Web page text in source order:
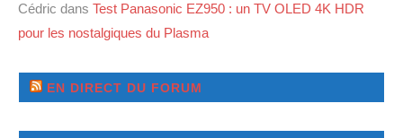
Cédric dans Test Panasonic EZ950 : un TV OLED 4K HDR
pour les nostalgiques du Plasma
EN DIRECT DU FORUM